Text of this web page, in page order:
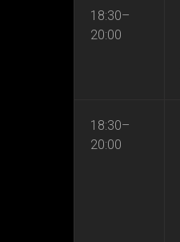
18:30–
20:00
18:30–
20:00